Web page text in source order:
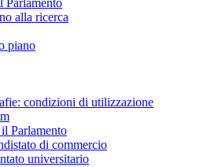
Parlamento
alla ricerca
piano
condizioni di utilizzazione
Parlamento
di commercio
universitario